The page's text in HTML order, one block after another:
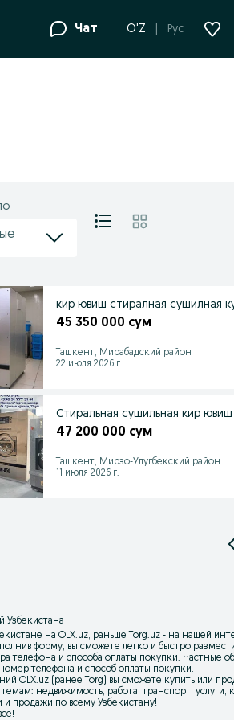
Чат O'Z Рус
кир ювиш стиралная сушилная
45 350 000 сум
Ташкент, Мирабадский район
22 июля 2026 г.
Стиральная сушильная кир
47 200 000 сум
Ташкент, Мирзо-Улугбекский район
11 июля 2026 г.
Узбекистана
на OLX.uz, раньше Torg.uz - на нашей
форму, вы сможете легко и быстро
телефона и способа оплаты покупки. Частные
телефона и способ оплаты покупки.
OLX.uz (ранее Torg) вы сможете купить или
недвижимость, работа, транспорт, услуги,
и продажи по всему Узбекистану!